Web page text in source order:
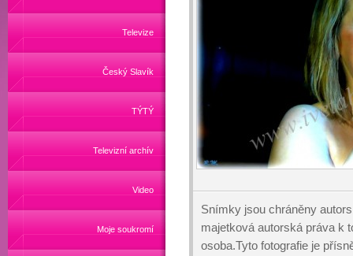
Televize
Český Slavík
TÝTÝ
Televizní archív
Video
Moje soukromí
Snímky jsou chráněny
majetková autorská práva k
osoba.Tyto fotografie je